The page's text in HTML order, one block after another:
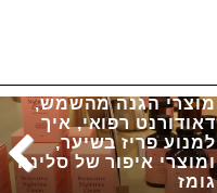
מוצרי הגנה מהשמש,
דאודורנט רפואי, איך
למנוע פריז בשיער,
ומוצרי איפור של סלינה
גומז